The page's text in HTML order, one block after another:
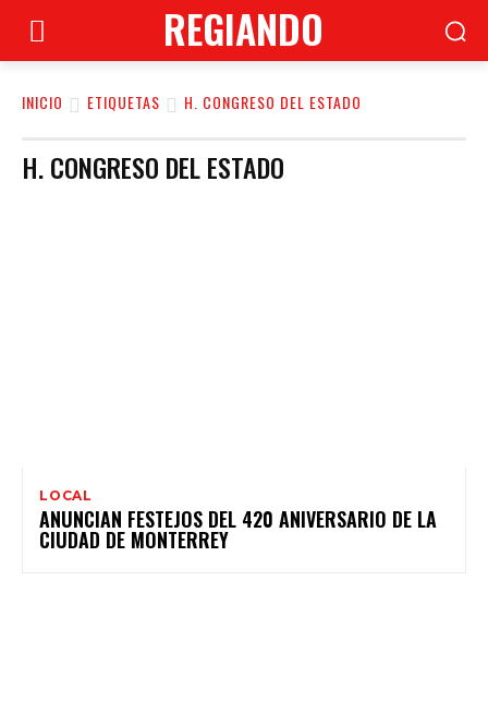
REGIANDO
INICIO ETIQUETAS H. CONGRESO DEL ESTADO
H. CONGRESO DEL ESTADO
LOCAL
ANUNCIAN FESTEJOS DEL 420 ANIVERSARIO DE LA
CIUDAD DE MONTERREY